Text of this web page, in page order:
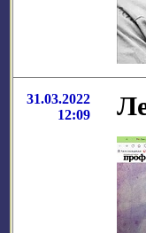
31.03.2022
12:09